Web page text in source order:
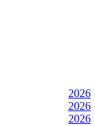
2026
2026
2026